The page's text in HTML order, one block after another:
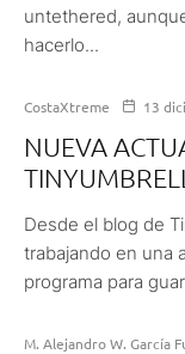
untethered,
hacerlo...
CostaXtreme 13
NUEVA
Desde el blog de
trabajando en una
programa para
M. Alejandro W. García